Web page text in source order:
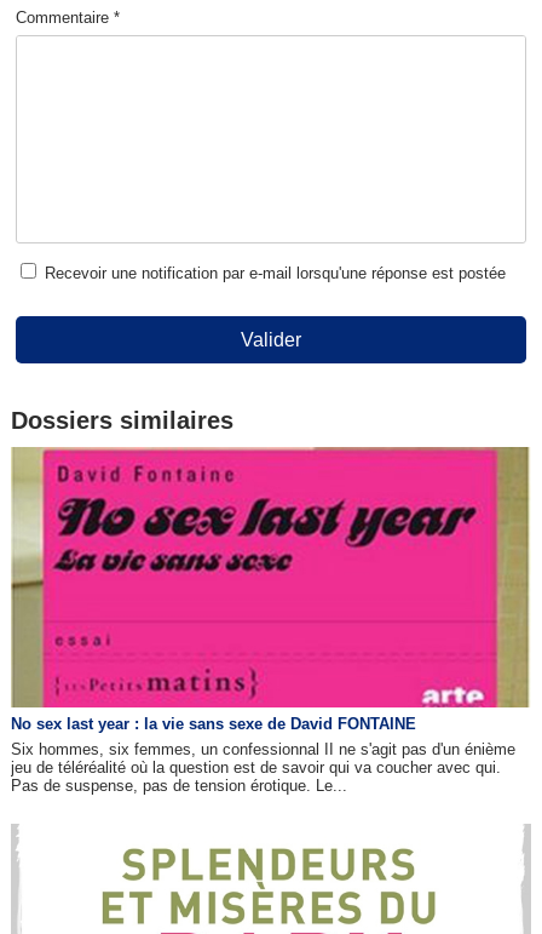
Commentaire *
Recevoir une notification par e-mail lorsqu'une réponse est postée
Valider
Dossiers similaires
No sex last year : la vie sans sexe de David FONTAINE
Six hommes, six femmes, un confessionnal II ne s'agit pas d'un énième
jeu de téléréalité où la question est de savoir qui va coucher avec qui.
Pas de suspense, pas de tension érotique. Le...